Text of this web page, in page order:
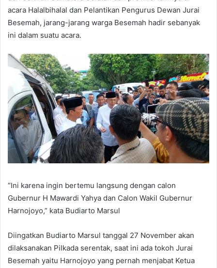
acara Halalbihalal dan Pelantikan Pengurus Dewan Jurai
Besemah, jarang-jarang warga Besemah hadir sebanyak
ini dalam suatu acara.
“Ini karena ingin bertemu langsung dengan calon
Gubernur H Mawardi Yahya dan Calon Wakil Gubernur
Harnojoyo,” kata Budiarto Marsul
Diingatkan Budiarto Marsul tanggal 27 November akan
dilaksanakan Pilkada serentak, saat ini ada tokoh Jurai
Besemah yaitu Harnojoyo yang pernah menjabat Ketua